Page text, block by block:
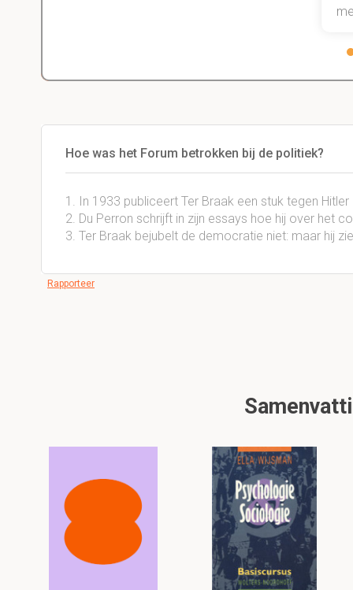
Hoe was het Forum betrokken bij de politiek?
1. In 1933 publiceert Ter Braak een stuk tegen Hitler
2. Du Perron schrijft in zijn essays hoe hij over het
3. Ter Braak bejubelt de democratie niet: maar hij
Rapporteer